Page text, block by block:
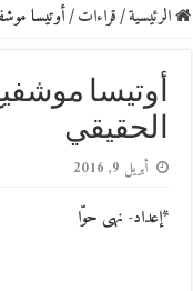
الرئيسية/قراءات/أوتيسا
أوتيسا
الحقيقي
أبريل 9, 2016
*إعداد- نهى حوّا